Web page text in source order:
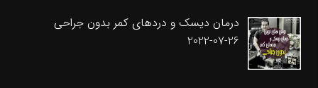
درمان دیسک و دردهای کمر بدون جراحی
2022-07-26